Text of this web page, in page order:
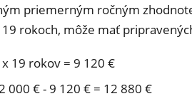
priemerným ročným
rokoch, môže mať
19 rokov = 9 120 €
000 € - 9 120 € = 12 880 €